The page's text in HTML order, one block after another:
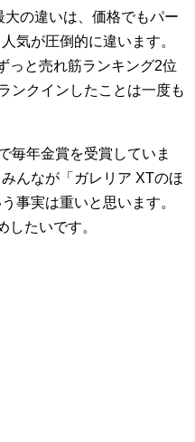
の違いは、価格でもパー
気が圧倒的に違います。
っと売れ筋ランキング2位
ンクインしたことは一度も
毎年金賞を受賞していま
んなが「ガレリア XTのほ
事実は重いと思います。
したいです。